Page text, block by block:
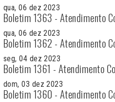
qua, 06 dez 2023
Boletim 1363 - Atendimento
qua, 06 dez 2023
Boletim 1362 - Atendimento
seg, 04 dez 2023
Boletim 1361 - Atendimento
dom, 03 dez 2023
Boletim 1360 - Atendimento